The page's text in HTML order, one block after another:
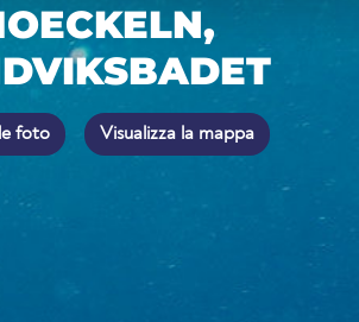
foto Visualizza la mappa